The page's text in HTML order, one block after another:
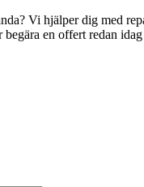
Vi hjälper dig med
en offert redan